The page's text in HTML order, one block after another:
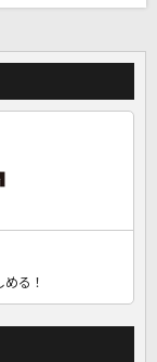
る！